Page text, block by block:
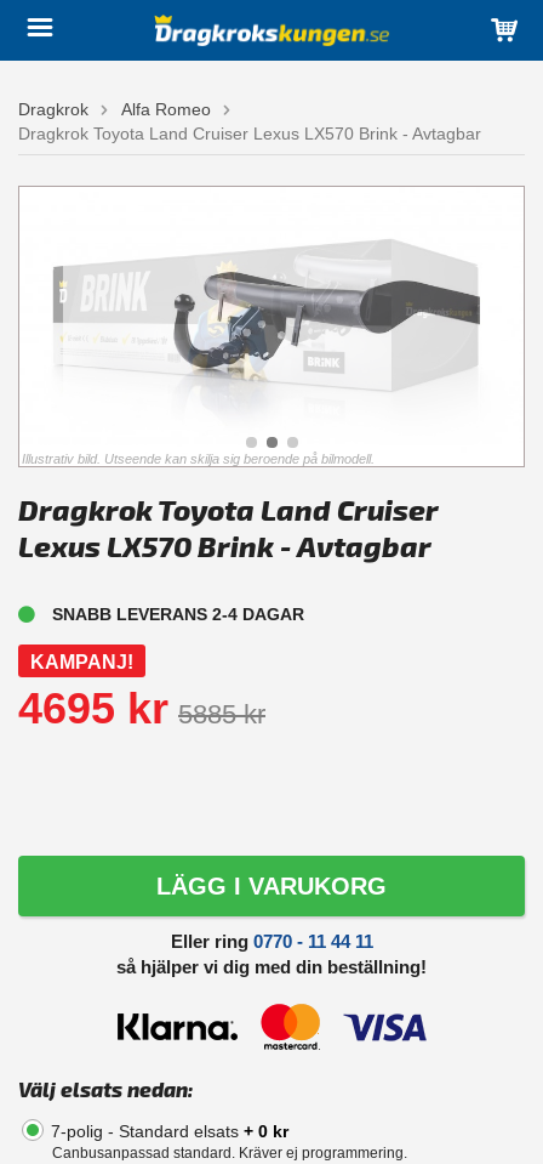
Dragkrok
Alfa Romeo
Dragkrok Toyota Land Cruiser Lexus LX570 Brink - Avtagbar
Illustrativ bild. Utseende kan skilja sig beroende på bilmodell.
Dragkrok Toyota Land Cruiser
Lexus LX570 Brink - Avtagbar
SNABB LEVERANS 2-4 DAGAR
KAMPANJ!
4695 kr 5885 kr
LÄGG I VARUKORG
Eller ring 0770 - 11 44 11
så hjälper vi dig med din beställning!
Välj elsats nedan:
7-polig - Standard elsats + 0 kr
Canbusanpassad standard. Kräver ej programmering.